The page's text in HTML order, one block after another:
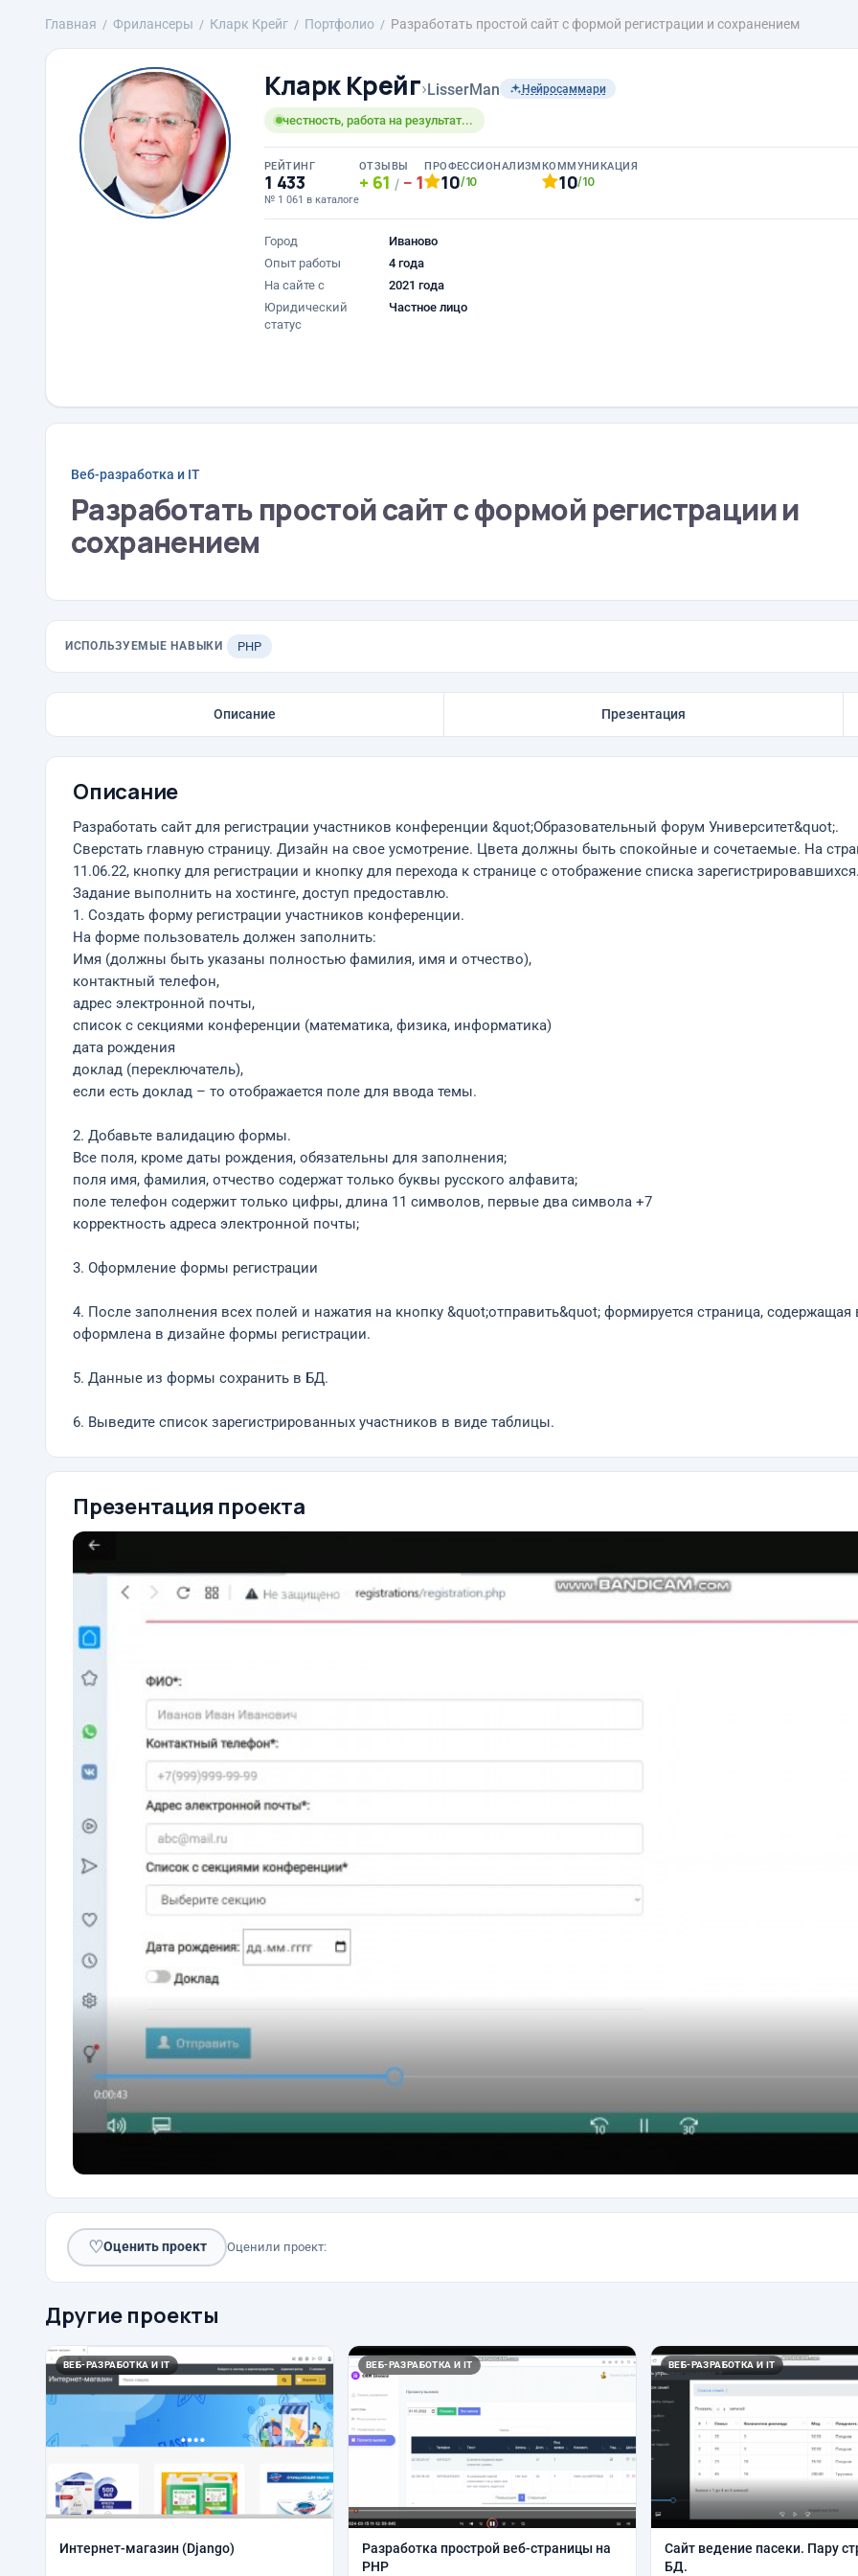
Главная Фрилансеры Кларк Крейг Портфолио Разработать простой сайт с формой регистрации и сохранением
Кларк Крейг›LisserMan Нейросаммари
честность, работа на результат...
РЕЙТИНГ
1 433
№ 1 061 в каталоге
ОТЗЫВЫ
61 / 1
ПРОФЕССИОНАЛИЗМ
10/10
КОММУНИКАЦИЯ
10/10
Город
Иваново
Опыт работы
4 года
На сайте с
2021 года
Юридический
статус
Частное лицо
Веб-разработка и IT
Разработать простой сайт с формой регистрации и
сохранением
ИСПОЛЬЗУЕМЫЕ НАВЫКИ PHP
Описание Презентация
Описание
Разработать сайт для регистрации участников конференции &quot;Образовательный форум Университет&quot;.
Сверстать главную страницу. Дизайн на свое усмотрение. Цвета должны быть спокойные и сочетаемые. На
11.06.22, кнопку для регистрации и кнопку для перехода к странице с отображение списка
Задание выполнить на хостинге, доступ предоставлю.
1. Создать форму регистрации участников конференции.
На форме пользователь должен заполнить:
Имя (должны быть указаны полностью фамилия, имя и отчество),
контактный телефон,
адрес электронной почты,
список с секциями конференции (математика, физика, информатика)
дата рождения
доклад (переключатель),
если есть доклад – то отображается поле для ввода темы.
2. Добавьте валидацию формы.
Все поля, кроме даты рождения, обязательны для заполнения;
поля имя, фамилия, отчество содержат только буквы русского алфавита;
поле телефон содержит только цифры, длина 11 символов, первые два символа +7
корректность адреса электронной почты;
3. Оформление формы регистрации
4. После заполнения всех полей и нажатия на кнопку &quot;отправить&quot; формируется страница,
оформлена в дизайне формы регистрации.
5. Данные из формы сохранить в БД.
6. Выведите список зарегистрированных участников в виде таблицы.
Презентация проекта
♡Оценить проект Оценили проект:
Другие проекты
ВЕБ-РАЗРАБОТКА И IT
Интернет-магазин (Django)
ВЕБ-РАЗРАБОТКА И IT
Разработка прострой веб-страницы на
PHP
ВЕБ-РАЗРАБОТКА И IT
Сайт ведение пасеки. Пару
БД.